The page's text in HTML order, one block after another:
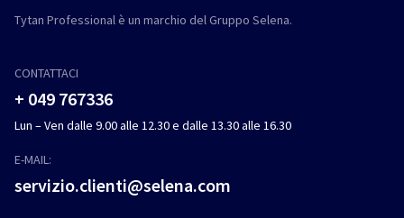
Tytan Professional è un marchio del Gruppo Selena.
CONTATTACI
+ 049 767336
Lun – Ven dalle 9.00 alle 12.30 e dalle 13.30 alle 16.30
E-MAIL:
servizio.clienti@selena.com